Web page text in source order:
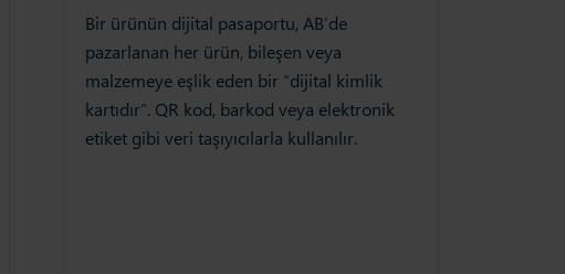
Bir ürünün dijital pasaportu, AB’de
pazarlanan her ürün, bileşen veya
malzemeye eşlik eden bir “dijital kimlik
kartıdır”. QR kod, barkod veya elektronik
etiket gibi veri taşıyıcılarla kullanılır.